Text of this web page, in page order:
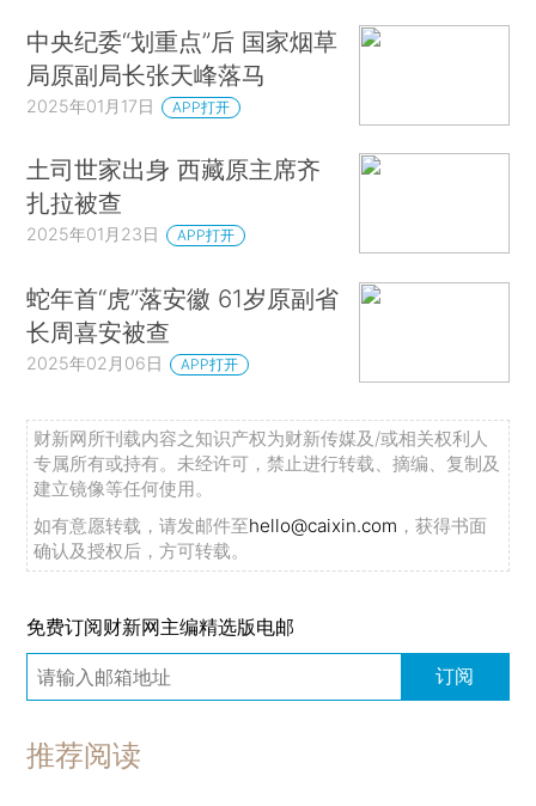
中央纪委“划重点”后 国家烟草
局原副局长张天峰落马
2025年01月17日 APP打开
土司世家出身 西藏原主席齐
扎拉被查
2025年01月23日 APP打开
蛇年首“虎”落安徽 61岁原副省
长周喜安被查
2025年02月06日 APP打开
财新网所刊载内容之知识产权为财新传媒及/或相关权利人
专属所有或持有。未经许可，禁止进行转载、摘编、复制及
建立镜像等任何使用。
如有意愿转载，请发邮件至hello@caixin.com ，获得书面
确认及授权后，方可转载。
免费订阅财新网主编精选版电邮
订阅
推荐阅读